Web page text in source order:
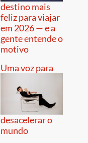
destino mais
feliz para viajar
em 2026 — e a
gente entende o
motivo
Uma voz para
desacelerar o
mundo